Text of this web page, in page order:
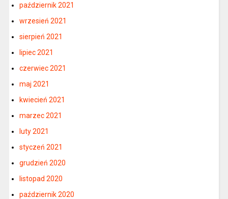
październik 2021
wrzesień 2021
sierpień 2021
lipiec 2021
czerwiec 2021
maj 2021
kwiecień 2021
marzec 2021
luty 2021
styczeń 2021
grudzień 2020
listopad 2020
październik 2020